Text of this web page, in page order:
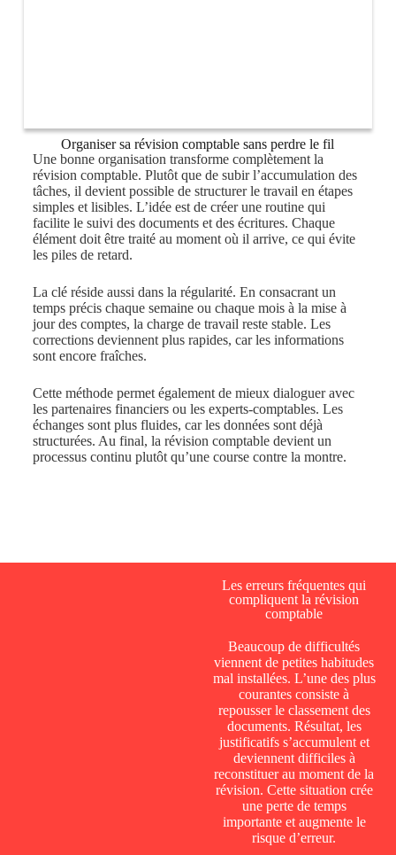
Organiser sa révision comptable sans perdre le fil
Une bonne organisation transforme complètement la
révision comptable. Plutôt que de subir l’accumulation des
tâches, il devient possible de structurer le travail en étapes
simples et lisibles. L’idée est de créer une routine qui
facilite le suivi des documents et des écritures. Chaque
élément doit être traité au moment où il arrive, ce qui évite
les piles de retard.
La clé réside aussi dans la régularité. En consacrant un
temps précis chaque semaine ou chaque mois à la mise à
jour des comptes, la charge de travail reste stable. Les
corrections deviennent plus rapides, car les informations
sont encore fraîches.
Cette méthode permet également de mieux dialoguer avec
les partenaires financiers ou les experts-comptables. Les
échanges sont plus fluides, car les données sont déjà
structurées. Au final, la révision comptable devient un
processus continu plutôt qu’une course contre la montre.
Les erreurs fréquentes qui
compliquent la révision
comptable
Beaucoup de difficultés
viennent de petites habitudes
mal installées. L’une des plus
courantes consiste à
repousser le classement des
documents. Résultat, les
justificatifs s’accumulent et
deviennent difficiles à
reconstituer au moment de la
révision. Cette situation crée
une perte de temps
importante et augmente le
risque d’erreur.